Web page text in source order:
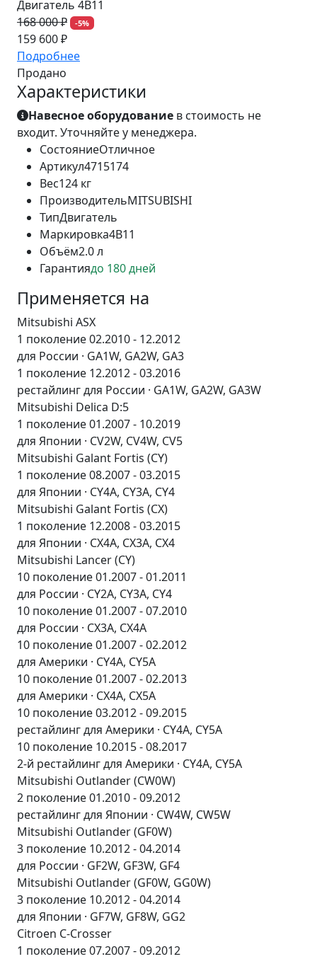
Двигатель 4B11
168 000 ₽
-5%
159 600 ₽
Подробнее
Продано
Характеристики
Навесное оборудование в стоимость не
входит. Уточняйте у менеджера.
СостояниеОтличное
Артикул4715174
Вес124 кг
ПроизводительMITSUBISHI
ТипДвигатель
Маркировка4B11
Объём2.0 л
Гарантиядо 180 дней
Применяется на
Mitsubishi ASX
1 поколение 02.2010 - 12.2012
для России · GA1W, GA2W, GA3
1 поколение 12.2012 - 03.2016
рестайлинг для России · GA1W, GA2W, GA3W
Mitsubishi Delica D:5
1 поколение 01.2007 - 10.2019
для Японии · CV2W, CV4W, CV5
Mitsubishi Galant Fortis (CY)
1 поколение 08.2007 - 03.2015
для Японии · CY4A, CY3A, CY4
Mitsubishi Galant Fortis (CX)
1 поколение 12.2008 - 03.2015
для Японии · CX4A, CX3A, CX4
Mitsubishi Lancer (CY)
10 поколение 01.2007 - 01.2011
для России · CY2A, CY3A, CY4
10 поколение 01.2007 - 07.2010
для России · CX3A, CX4A
10 поколение 01.2007 - 02.2012
для Америки · CY4A, CY5A
10 поколение 01.2007 - 02.2013
для Америки · CX4A, CX5A
10 поколение 03.2012 - 09.2015
рестайлинг для Америки · CY4A, CY5A
10 поколение 10.2015 - 08.2017
2-й рестайлинг для Америки · CY4A, CY5A
Mitsubishi Outlander (CW0W)
2 поколение 01.2010 - 09.2012
рестайлинг для Японии · CW4W, CW5W
Mitsubishi Outlander (GF0W)
3 поколение 10.2012 - 04.2014
для России · GF2W, GF3W, GF4
Mitsubishi Outlander (GF0W, GG0W)
3 поколение 10.2012 - 04.2014
для Японии · GF7W, GF8W, GG2
Citroen C-Crosser
1 поколение 07.2007 - 09.2012